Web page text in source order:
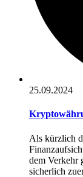
25.09.2024
Als kürzlich
dem Verkehr
sicherlich